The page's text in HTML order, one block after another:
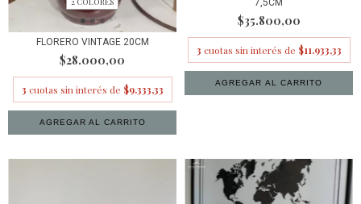
FLORERO VINTAGE 20CM
$28.000,00
3 cuotas sin interés de $9.333,33
AGREGAR AL CARRITO
$35.800,00
3 cuotas sin interés de $11.933,33